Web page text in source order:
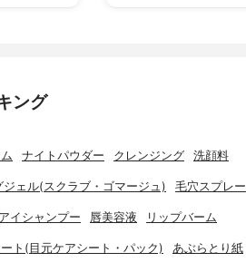
ング
ナイトパウダー クレンジング 洗顔料
ジェル(スクラブ・ゴマージュ) 毛穴スプレー
アイシャンプー 唇美容液 リップバーム
ト(目元ケアシート・パック) あぶらとり紙